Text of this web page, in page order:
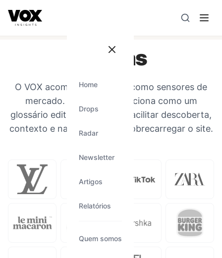
A direção estratégica é liderada por Vanessa Caldas e a
Home
Drops
Radar
Newsletter
Artigos
Relatórios
Quem somos
Marcas
O VOX acompanha marcas como sensores de
mercado. Esta página funciona como um
glossário editorial leve para facilitar descoberta,
contexto e navegação sem sobrecarregar o site.